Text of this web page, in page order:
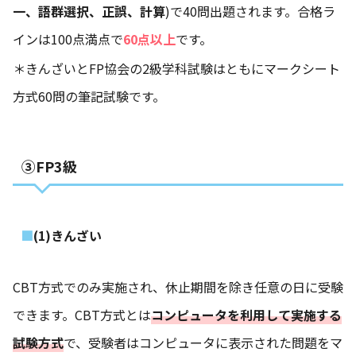
一、語群選択、正誤、計算)で40問出題されます。合格ラ
インは100点満点で60点以上です。
＊きんざいとFP協会の2級学科試験はともにマークシート
方式60問の筆記試験です。
③FP3級
(1)きんざい
CBT方式でのみ実施され、休止期間を除き任意の日に受験
できます。CBT方式とはコンピュータを利用して実施する
試験方式で、受験者はコンピュータに表示された問題をマ